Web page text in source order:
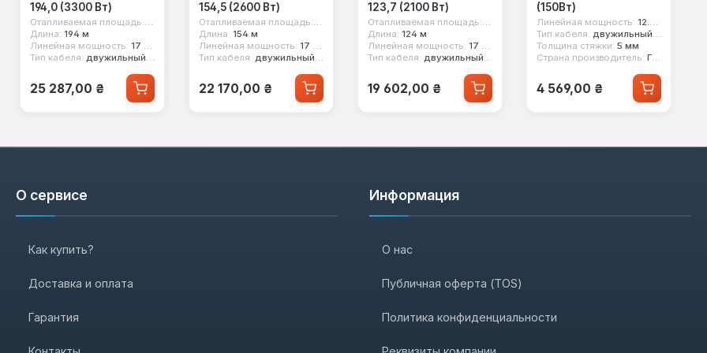
194,0 (3300 Вт)
Отапливаемая площадь:22 кв.м
Длина: 194 м
Линейная мощность: 17 вт/м
Тип кабеля: двужильный экранированный
Обычная цена:
25 287,00 ₴
154,5 (2600 Вт)
Отапливаемая площадь:17.6 кв.м
Длина: 154 м
Линейная мощность: 17 вт/м
Тип кабеля: двужильный экранированный
Обычная цена:
22 170,00 ₴
123,7 (2100 Вт)
Отапливаемая площадь:14 кв.м
Длина: 124 м
Линейная мощность: 17 вт/м
Тип кабеля: двужильный экранированный
Обычная цена:
19 602,00 ₴
(150Вт)
Линейная мощность: 12.5 вт/м
Тип кабеля: двужильный экранированный
Толщина стяжки: 5 мм
Страна производитель: Германия
Обычная цена:
4 569,00 ₴
О сервисе
Как купить?
Доставка и оплата
Гарантия
Информация
О нас
Публичная оферта (TOS)
Политика конфиденциальности